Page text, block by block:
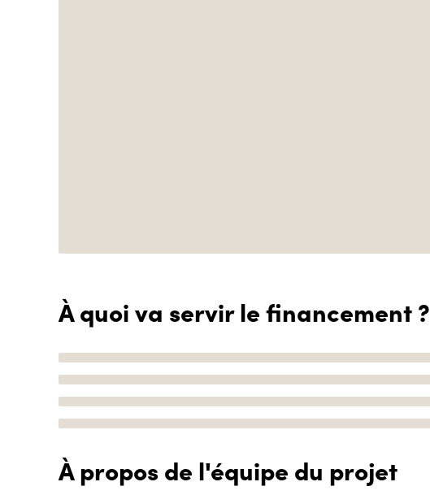
À quoi va servir le financement ?
À propos de l'équipe du projet